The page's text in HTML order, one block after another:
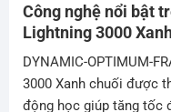
Công nghệ nổi bật
Lightning 3000
DYNAMIC-OPTIMUM-
3000 Xanh chuối được
động học giúp tăng tốc